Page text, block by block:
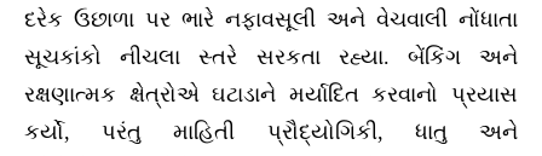
દરેક ઉછાળા પર ભારે નફાવસૂલી અને વેચવાલી નોંધાતા
સૂચકાંકો નીચલા સ્તરે સરકતા રહ્યા. બેંકિંગ અને
રક્ષણાત્મક ક્ષેત્રોએ ઘટાડાને મર્યાદિત કરવાનો પ્રયાસ
કર્યો, પરંતુ માહિતી પ્રૌદ્યોગિકી, ધાતુ અને